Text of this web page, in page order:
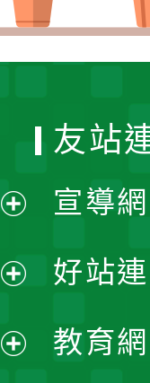
開
選
開
友站
宣導
好站
教育